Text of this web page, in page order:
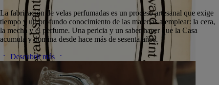
La fabricación de velas perfumadas es un proceso artesanal que exige
tiempo y un profundo conocimiento de las materias a emplear: la cera,
la mecha y el perfume. Una pericia y un saber hacer que la Casa
acumula y domina desde hace más de sesenta años.
Descubrir más